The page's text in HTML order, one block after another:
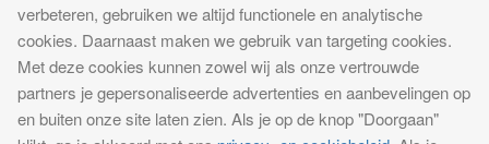
Meer informatie over onze website of advertentiemogelijkheden?
Neem contact op
Tussenstop.com is een concept van iPublishing. iPublishing is
ingeschreven bij KVK Midden-Gelderland onder nummer 09145264
0000.
verbeteren, gebruiken we altijd functionele en analytische
cookies. Daarnaast maken we gebruik van targeting cookies.
Met deze cookies kunnen zowel wij als onze vertrouwde
partners je gepersonaliseerde advertenties en aanbevelingen op
en buiten onze site laten zien. Als je op de knop "Doorgaan"